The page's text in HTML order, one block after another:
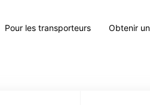
Pour les transporteurs Obtenir